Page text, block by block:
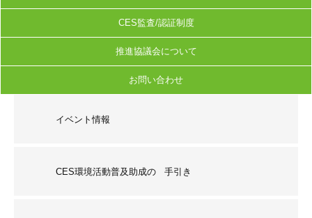
CES監査/認証制度
推進協議会について
お問い合わせ
イベント情報
CES環境活動普及助成の 手引き